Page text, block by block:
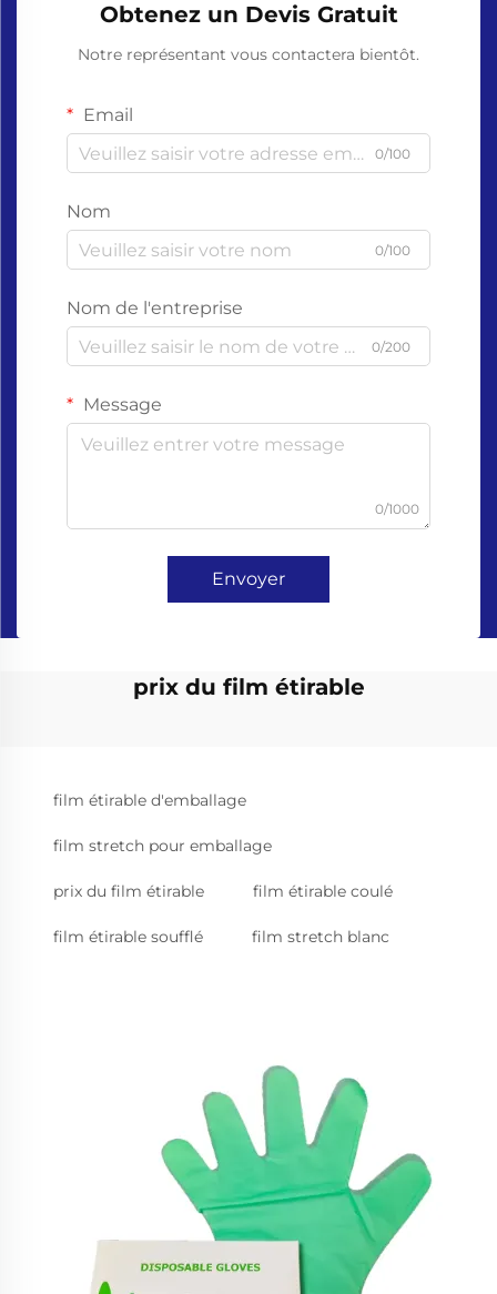
Obtenez un Devis Gratuit
Notre représentant vous contactera bientôt.
Email
0/100
Nom
0/100
Nom de l'entreprise
0/200
Message
0/1000
Envoyer
prix du film étirable
film étirable d'emballage
film stretch pour emballage
prix du film étirable film étirable coulé
film étirable soufflé film stretch blanc